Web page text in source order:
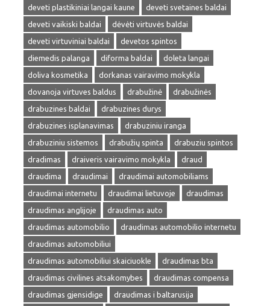
deveti plastikiniai langai kaune
deveti svetaines baldai
deveti vaikiski baldai
dėvėti virtuvės baldai
deveti virtuviniai baldai
devetos spintos
diemedis palanga
diforma baldai
doleta langai
doliva kosmetika
dorkanas vairavimo mokykla
dovanoja virtuves baldus
drabužinė
drabužinės
drabuzines baldai
drabuzines durys
drabuzines isplanavimas
drabuziniu iranga
drabuziniu sistemos
drabužių spinta
drabuziu spintos
dradimas
draiveris vairavimo mokykla
draud
draudima
draudimai
draudimai automobiliams
draudimai internetu
draudimai lietuvoje
draudimas
draudimas anglijoje
draudimas auto
draudimas automobilio
draudimas automobilio internetu
draudimas automobiliui
draudimas automobiliui skaiciuokle
draudimas bta
draudimas civilines atsakomybes
draudimas compensa
draudimas gjensidige
draudimas i baltarusija